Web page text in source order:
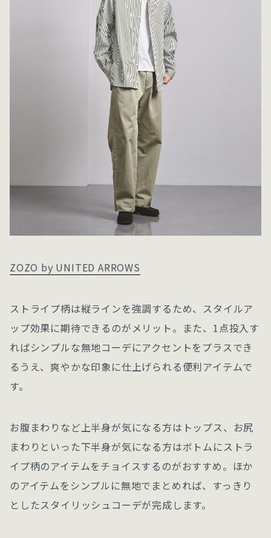
ZOZO by UNITED ARROWS
ストライプ柄は縦ラインを強調するため、スタイルア
ップ効果に期待できるのがメリット。また、1点投入す
ればシンプルな無地コーデにアクセントをプラスでき
るうえ、爽やかな印象に仕上げられる便利アイテムで
す。
お腹まわりなど上半身が気になる方はトップス、お尻
まわりといった下半身が気になる方はボトムにストラ
イプ柄のアイテムをチョイスするのがおすすめ。ほか
のアイテムをシンプルに無地でまとめれば、すっきり
としたスタイリッシュコーデが完成します。